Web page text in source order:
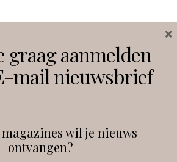
Facebook
graag aanmelden
mail nieuwsbrief
magazines wil je nieuws
ontvangen?
×